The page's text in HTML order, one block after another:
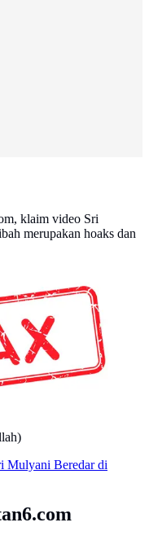
klaim video Sri
merupakan hoaks dan
Mulyani Beredar di